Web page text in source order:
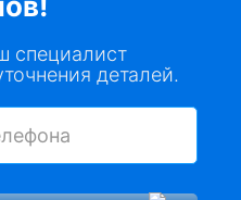
специалист
деталей.